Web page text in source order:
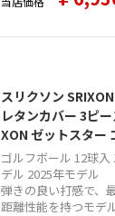
スリクソン
レタンカバー 3ピ
XON ゼットスター
2025年モデル
ゴルフボール 12球入
デル 2025年モデル
弾きの良い打感で、
距離性能を持つモデ